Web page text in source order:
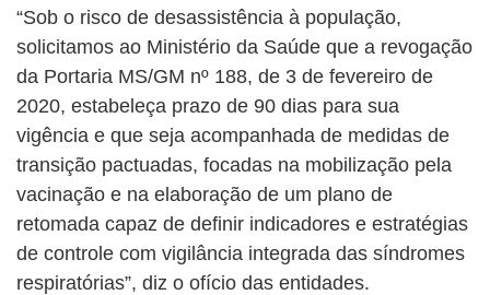
“Sob o risco de desassistência à população,
solicitamos ao Ministério da Saúde que a revogação
da Portaria MS/GM nº 188, de 3 de fevereiro de
2020, estabeleça prazo de 90 dias para sua
vigência e que seja acompanhada de medidas de
transição pactuadas, focadas na mobilização pela
vacinação e na elaboração de um plano de
retomada capaz de definir indicadores e estratégias
de controle com vigilância integrada das síndromes
respiratórias”, diz o ofício das entidades.